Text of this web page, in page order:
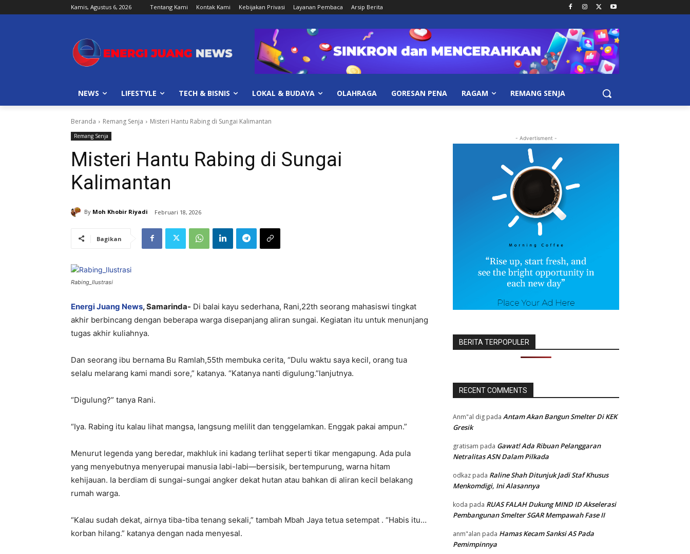
Kamis, Agustus 6, 2026 Tentang Kami Kontak Kami Kebijakan Privasi Layanan Pembaca Arsip Berita
NEWS LIFESTYLE TECH & BISNIS LOKAL & BUDAYA OLAHRAGA GORESAN PENA RAGAM REMANG SENJA
Beranda Remang Senja Misteri Hantu Rabing di Sungai Kalimantan
Remang Senja
Misteri Hantu Rabing di Sungai
Kalimantan
By Moh Khobir Riyadi Februari 18, 2026
Bagikan
Rabing_Ilustrasi
Energi Juang News, Samarinda- Di balai kayu sederhana, Rani,22th seorang mahasiswi tingkat
akhir berbincang dengan beberapa warga disepanjang aliran sungai. Kegiatan itu untuk menunjang
tugas akhir kuliahnya.
Dan seorang ibu bernama Bu Ramlah,55th membuka cerita, “Dulu waktu saya kecil, orang tua
selalu melarang kami mandi sore,” katanya. “Katanya nanti digulung.”lanjutnya.
“Digulung?” tanya Rani.
“Iya. Rabing itu kalau lihat mangsa, langsung melilit dan tenggelamkan. Enggak pakai ampun.”
Menurut legenda yang beredar, makhluk ini kadang terlihat seperti tikar mengapung. Ada pula
yang menyebutnya menyerupai manusia labi-labi—bersisik, bertempurung, warna hitam
kehijauan. Ia berdiam di sungai-sungai angker dekat hutan atau bahkan di aliran kecil belakang
rumah warga.
“Kalau sudah dekat, airnya tiba-tiba tenang sekali,” tambah Mbah Jaya tetua setempat . “Habis itu…
korban hilang.” katanya dengan nada menyesal.
- Advertisment -
BERITA TERPOPULER
RECENT COMMENTS
Anm"al dig pada Antam Akan Bangun Smelter Di KEK
Gresik
gratisam pada Gawat! Ada Ribuan Pelanggaran
Netralitas ASN Dalam Pilkada
odkaz pada Raline Shah Ditunjuk Jadi Staf Khusus
Menkomdigi, Ini Alasannya
koda pada RUAS FALAH Dukung MIND ID Akselerasi
Pembangunan Smelter SGAR Mempawah Fase II
anm"alan pada Hamas Kecam Sanksi AS Pada
Pemimpinnya